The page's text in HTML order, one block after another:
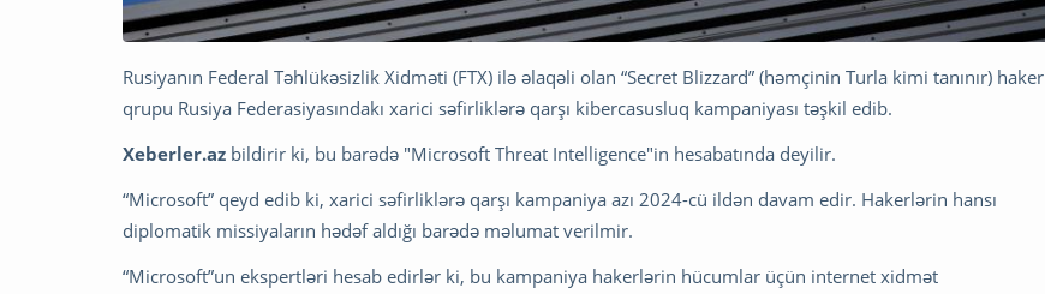
Rusiyanın Federal Təhlükəsizlik Xidməti (FTX) ilə əlaqəli olan “Secret Blizzard” (həmçinin Turla kimi tanınır) haker
qrupu Rusiya Federasiyasındakı xarici səfirliklərə qarşı kibercasusluq kampaniyası təşkil edib.
Xeberler.az bildirir ki, bu barədə "Microsoft Threat Intelligence"in hesabatında deyilir.
“Microsoft” qeyd edib ki, xarici səfirliklərə qarşı kampaniya azı 2024-cü ildən davam edir. Hakerlərin hansı
diplomatik missiyaların hədəf aldığı barədə məlumat verilmir.
“Microsoft”un ekspertləri hesab edirlər ki, bu kampaniya hakerlərin hücumlar üçün internet xidmət